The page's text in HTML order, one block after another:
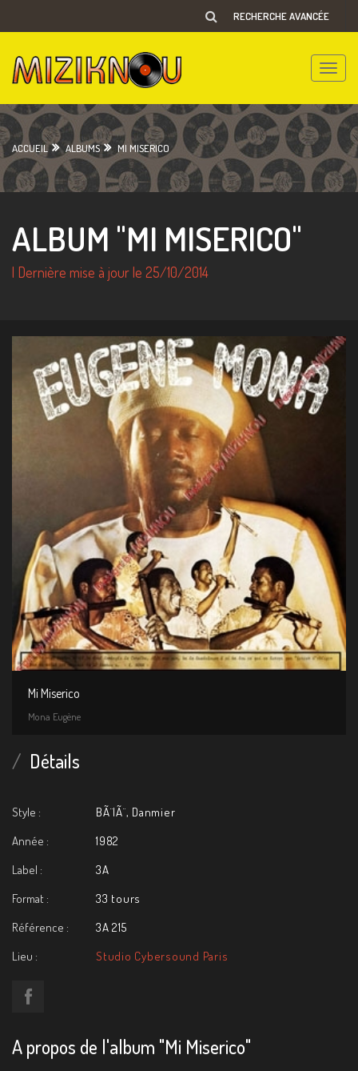
RECHERCHE AVANCÉE
Toggle
ACCUEIL ALBUMS MI MISERICO
ALBUM "MI MISERICO"
| Dernière mise à jour le 25/10/2014
Mi Miserico
Mona Eugène
Détails
Style :
BÃ¨lÃ¨, Danmier
Année :
1982
Label :
3A
Format :
33 tours
Référence :
3A 215
Lieu :
Studio Cybersound Paris
A propos de l'album "Mi Miserico"